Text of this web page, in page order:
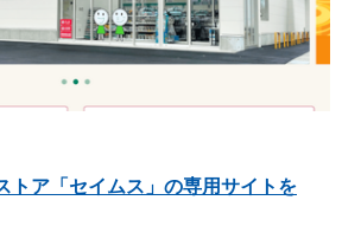
トア「セイムス」の専用サイトを